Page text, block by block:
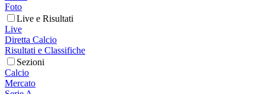
Foto
Live e Risultati
Live
Diretta Calcio
Risultati e Classifiche
Sezioni
Calcio
Mercato